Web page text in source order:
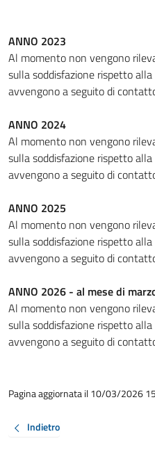
ANNO 2023
Al momento non vengono
sulla soddisfazione rispetto
avvengono a seguito di
ANNO 2024
Al momento non vengono
sulla soddisfazione rispetto
avvengono a seguito di
ANNO 2025
Al momento non vengono
sulla soddisfazione rispetto
avvengono a seguito di
ANNO 2026 - al mese di
Al momento non vengono
sulla soddisfazione rispetto
avvengono a seguito di
Pagina aggiornata il 10/03/2026
Indietro